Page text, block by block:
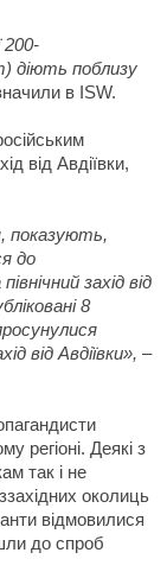
200-
діють поблизу
в ISW.
від Авдіївки,
показують,
до
захід від
8
від Авдіївки», –
регіоні. Деякі з
так і не
околиць
відмовилися
до спроб